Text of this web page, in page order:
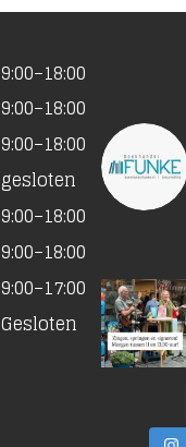
9:00–18:00
9:00–18:00
9:00–18:00
gesloten
9:00–18:00
9:00–18:00
9:00–17:00
Gesloten